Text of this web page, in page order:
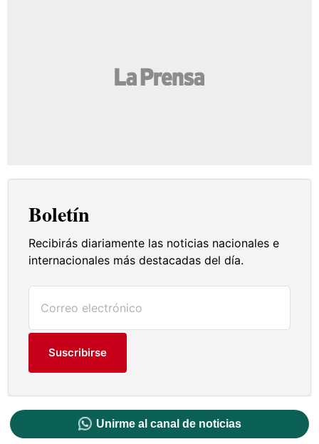
Boletín
Recibirás diariamente las noticias nacionales e
internacionales más destacadas del día.
Suscribirse
Unirme al canal de noticias